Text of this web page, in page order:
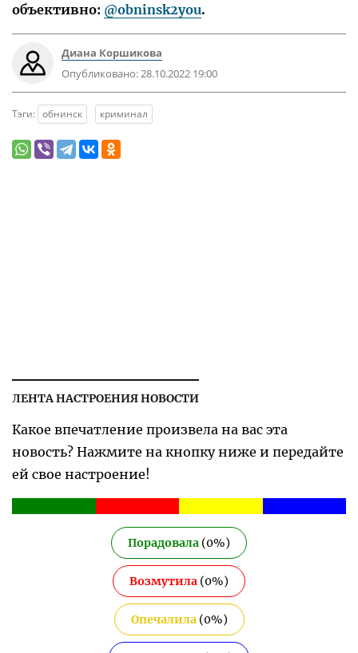
объективно: @obninsk2you.
Диана Коршикова
Опубликовано:28.10.2022 19:00
Тэги: обнинск криминал
ЛЕНТА НАСТРОЕНИЯ НОВОСТИ
Какое впечатление произвела на вас эта
новость? Нажмите на кнопку ниже и передайте
ей свое настроение!
Порадовала (0%)
Возмутила (0%)
Опечалила(0%)